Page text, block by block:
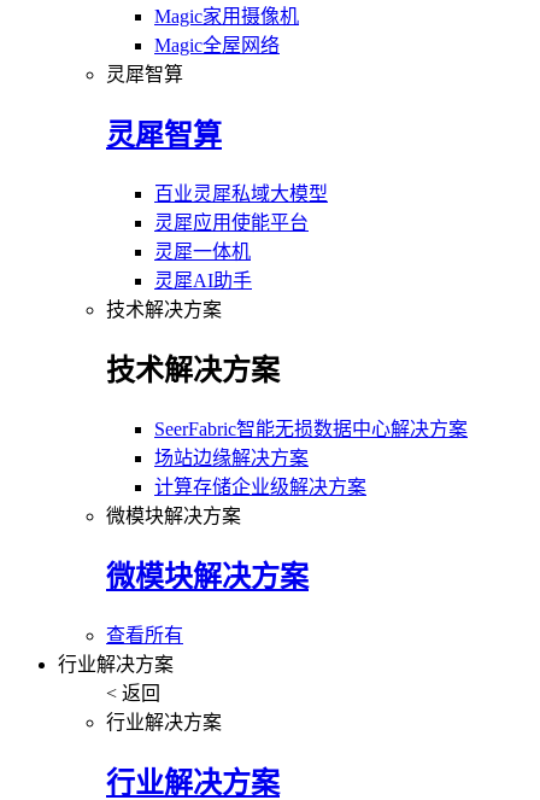
Magic家用摄像机
Magic全屋网络
灵犀智算
灵犀智算
百业灵犀私域大模型
灵犀应用使能平台
灵犀一体机
灵犀AI助手
技术解决方案
技术解决方案
SeerFabric智能无损数据中心解决方案
场站边缘解决方案
计算存储企业级解决方案
微模块解决方案
微模块解决方案
查看所有
行业解决方案
< 返回
行业解决方案
行业解决方案